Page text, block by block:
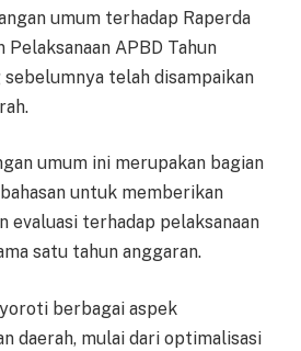
umum terhadap Raperda
APBD Tahun
telah disampaikan
umum ini merupakan bagian
untuk memberikan
evaluasi terhadap pelaksanaan
satu tahun anggaran.
berbagai aspek
daerah, mulai dari optimalisasi